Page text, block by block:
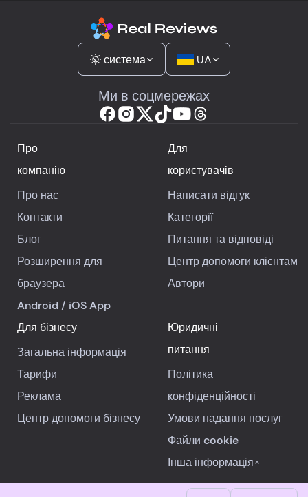
система UA
Ми в соцмережах
Про
компанію
Про нас
Контакти
Блог
Розширення для
браузера
Android/ iOSApp
Для
користувачів
Написати відгук
Категорії
Питання та відповіді
Центр допомоги клієнтам
Автори
Для бізнесу
Загальна інформація
Тарифи
Реклама
Центр допомоги бізнесу
Юридичні
питання
Політика
конфіденційності
Умови надання послуг
Файли cookie
Інша інформація